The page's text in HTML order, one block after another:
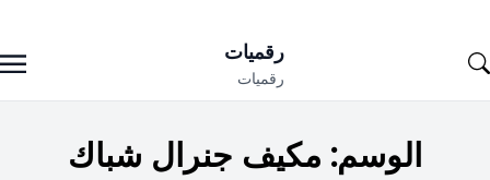
to
رقميات
رقميات
الوسم: مكيف جنرال شباك